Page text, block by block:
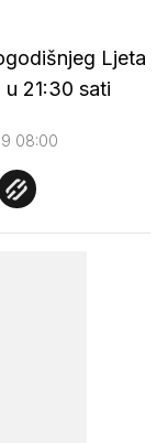
Ljeta
21:30 sati
08:00